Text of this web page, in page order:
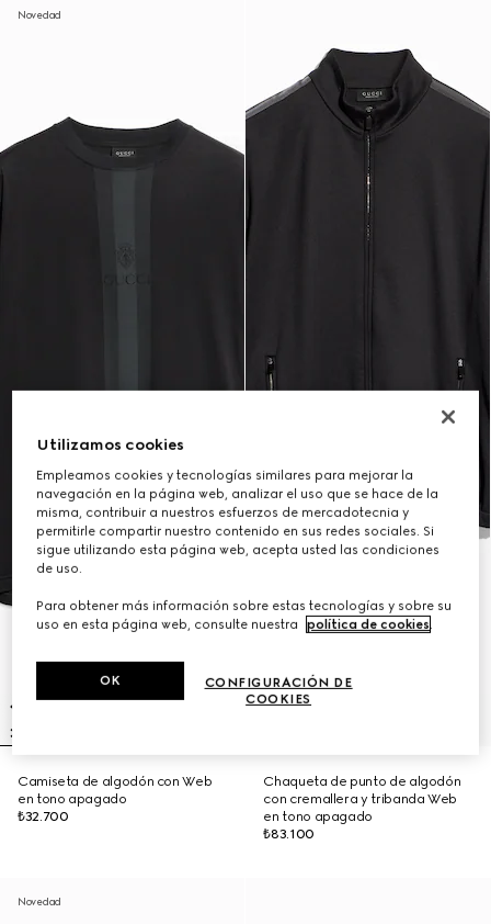
Novedad
Camiseta de algodón con Web
en tono apagado
₺32.700
Chaqueta de punto de algodón
con cremallera y tribanda Web
en tono apagado
₺83.100
Novedad
Utilizamos cookies
Empleamos cookies y tecnologías similares para mejorar la
navegación en la página web, analizar el uso que se hace de la
misma, contribuir a nuestros esfuerzos de mercadotecnia y
permitirle compartir nuestro contenido en sus redes sociales. Si
sigue utilizando esta página web, acepta usted las condiciones
de uso.
Para obtener más información sobre estas tecnologías y sobre su
uso en esta página web, consulte nuestra
política de cookies.
CONFIGURACIÓN DE
COOKIES
OK